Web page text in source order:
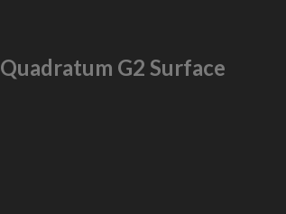
Quadratum G2 Surface